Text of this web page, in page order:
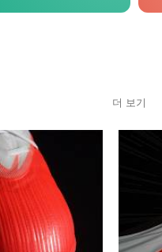
더 보기